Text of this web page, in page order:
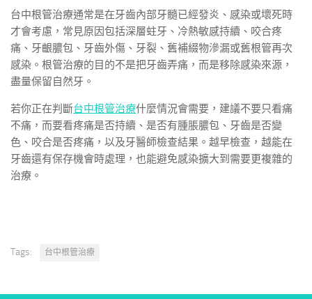
台中根管治療通常是在牙齒內部牙髓已經發炎、感染或壞死時
才會考慮，常見原因包括深層蛀牙、冷熱敏感持續、咬合疼
痛、牙齦膿包、牙齒外傷、牙裂、舊補綴物滲漏或舊根管再次
感染。根管治療的目的不是把牙齒弄痛，而是移除感染來源，
盡量保留自然牙。
若你正在判斷台中根管治療什麼情況會需要，建議不要只看痛
不痛，而要看疼痛是否持續、是否有腫脹膿包、牙齒是否變
色、咬合是否疼痛，以及牙醫師檢查結果。越早檢查，越能在
牙齒還有保存機會時處理，也能避免感染擴大到需要更複雜的
治療。
Tags: 台中根管治療